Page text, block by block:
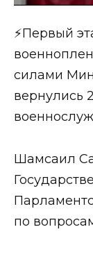
⚡️Первый
силами
вернулись
Шамсаил
по